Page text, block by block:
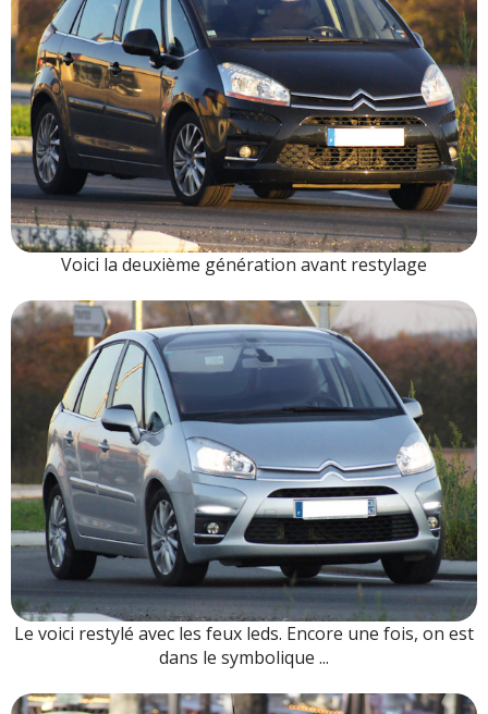
Voici la deuxième génération avant restylage
Le voici restylé avec les feux leds. Encore une fois, on est
dans le symbolique ...